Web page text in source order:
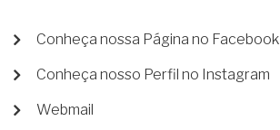
TEM
ESCRITURA
NEM
REGISTRO)
MENU
CONTA
DE
Conheça nossa Página no Facebook
Conheça nosso Perfil no Instagram
Webmail